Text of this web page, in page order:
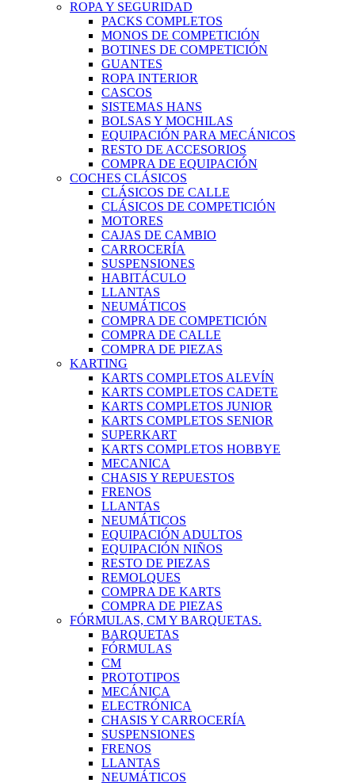
ROPA Y SEGURIDAD
PACKS COMPLETOS
MONOS DE COMPETICIÓN
BOTINES DE COMPETICIÓN
GUANTES
ROPA INTERIOR
CASCOS
SISTEMAS HANS
BOLSAS Y MOCHILAS
EQUIPACIÓN PARA MECÁNICOS
RESTO DE ACCESORIOS
COMPRA DE EQUIPACIÓN
COCHES CLÁSICOS
CLÁSICOS DE CALLE
CLÁSICOS DE COMPETICIÓN
MOTORES
CAJAS DE CAMBIO
CARROCERÍA
SUSPENSIONES
HABITÁCULO
LLANTAS
NEUMÁTICOS
COMPRA DE COMPETICIÓN
COMPRA DE CALLE
COMPRA DE PIEZAS
KARTING
KARTS COMPLETOS ALEVÍN
KARTS COMPLETOS CADETE
KARTS COMPLETOS JUNIOR
KARTS COMPLETOS SENIOR
SUPERKART
KARTS COMPLETOS HOBBYE
MECANICA
CHASIS Y REPUESTOS
FRENOS
LLANTAS
NEUMÁTICOS
EQUIPACIÓN ADULTOS
EQUIPACIÓN NIÑOS
RESTO DE PIEZAS
REMOLQUES
COMPRA DE KARTS
COMPRA DE PIEZAS
FÓRMULAS, CM Y BARQUETAS.
BARQUETAS
FÓRMULAS
CM
PROTOTIPOS
MECÁNICA
ELECTRÓNICA
CHASIS Y CARROCERÍA
SUSPENSIONES
FRENOS
LLANTAS
NEUMÁTICOS